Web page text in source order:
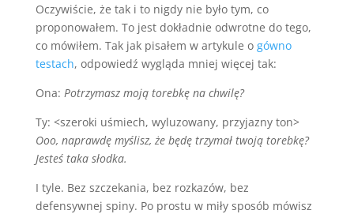
Oczywiście, że tak i to nigdy nie było tym, co
proponowałem. To jest dokładnie odwrotne do tego,
co mówiłem. Tak jak pisałem w artykule o gówno
testach, odpowiedź wygląda mniej więcej tak:
Ona: Potrzymasz moją torebkę na chwilę?
Ty: <szeroki uśmiech, wyluzowany, przyjazny ton>
Ooo, naprawdę myślisz, że będę trzymał twoją torebkę?
Jesteś taka słodka.
I tyle. Bez szczekania, bez rozkazów, bez
defensywnej spiny. Po prostu w miły sposób mówisz